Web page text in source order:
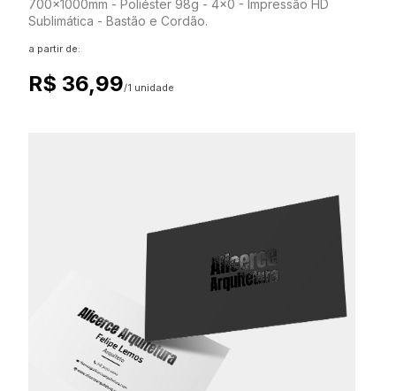
700x1000mm - Poliéster 98g - 4x0 - Impressão HD
Sublimática - Bastão e Cordão.
a partir de:
R$ 36,99/1 unidade